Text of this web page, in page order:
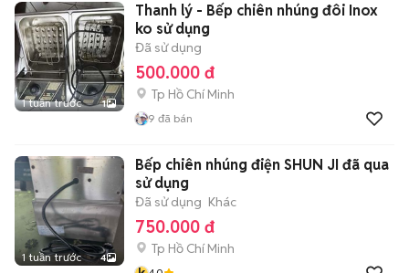
1 tuần trước 1
Thanh lý - Bếp chiên nhúng đôi Inox
ko sử dụng
Đã sử dụng
500.000 đ
Tp Hồ Chí Minh
9 đã bán
1 tuần trước 4
Bếp chiên nhúng điện SHUN JI đã qua
sử dụng
Đã sử dụng Khác
750.000 đ
Tp Hồ Chí Minh